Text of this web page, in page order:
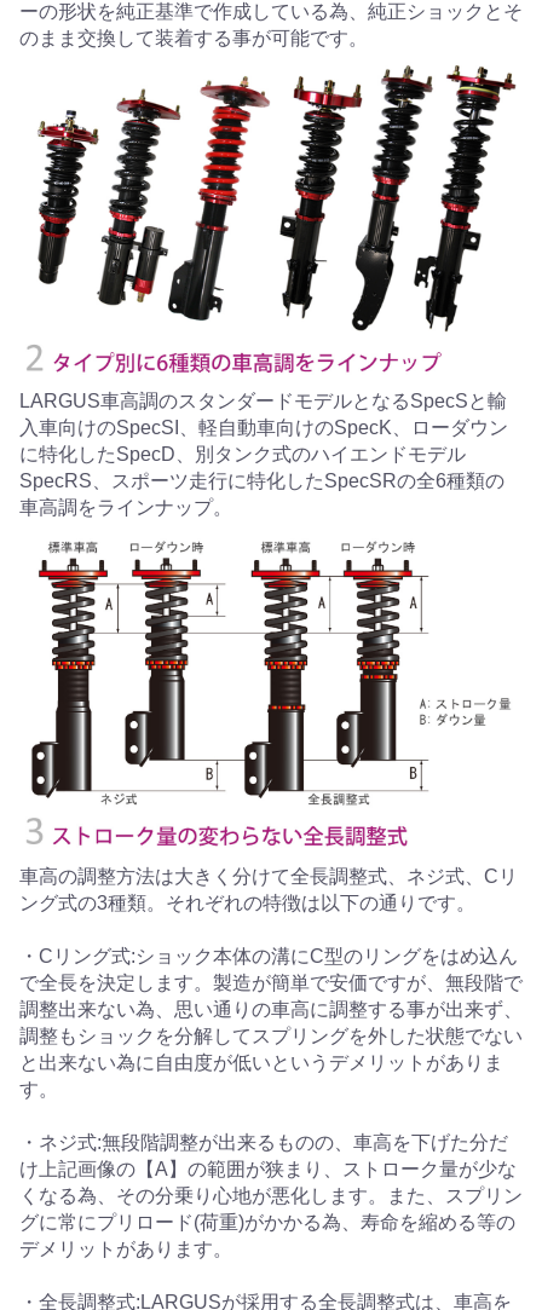
ーの形状を純正基準で作成している為、純正ショックとそ
のまま交換して装着する事が可能です。
LARGUS車高調のスタンダードモデルとなるSpecSと輸
入車向けのSpecSI、軽自動車向けのSpecK、ローダウン
に特化したSpecD、別タンク式のハイエンドモデル
SpecRS、スポーツ走行に特化したSpecSRの全6種類の
車高調をラインナップ。
車高の調整方法は大きく分けて全長調整式、ネジ式、Cリ
ング式の3種類。それぞれの特徴は以下の通りです。
・Cリング式:ショック本体の溝にC型のリングをはめ込ん
で全長を決定します。製造が簡単で安価ですが、無段階で
調整出来ない為、思い通りの車高に調整する事が出来ず、
調整もショックを分解してスプリングを外した状態でない
と出来ない為に自由度が低いというデメリットがありま
す。
・ネジ式:無段階調整が出来るものの、車高を下げた分だ
け上記画像の【A】の範囲が狭まり、ストローク量が少な
くなる為、その分乗り心地が悪化します。また、スプリン
グに常にプリロード(荷重)がかかる為、寿命を縮める等の
デメリットがあります。
・全長調整式:LARGUSが採用する全長調整式は、車高を